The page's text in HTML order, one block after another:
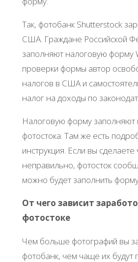
Так, фотобанк Shutterstock
США. Граждане Российской
заполняют налоговую форму
проверки формы автор
налогов в США и
налог на доходы по
Налоговую форму заполняют
фотостока. Там же есть
инструкция. Если вы сделаете
неправильно, фотосток
можно будет заполнить
От чего зависит
фотостоке
Чем больше фотографий вы
фотобанк, чем чаще их будут